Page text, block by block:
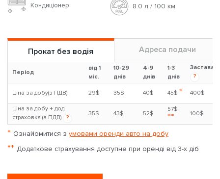
Кондиціонер 8.0 л / 100 км
Прокат без водія Адреса подачи
Період
від 1
міс.
10-29
днів
4-9
днів
1-3
днів
Застава
?
Ціна за добу(з ПДВ) 29$ 35$ 40$ 45$ * 400$
Ціна за добу + дод.
страховка (з ПДВ)
?
35$ 43$ 52$
57$
** 100$
* Ознайомитися з умовами оренди авто на добу
** Додаткове страхування доступне при оренді від 3-х діб